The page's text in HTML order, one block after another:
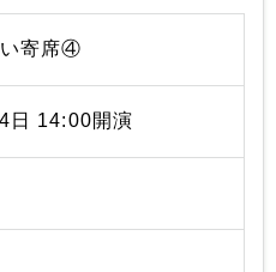
寄席④
日 14:00開演